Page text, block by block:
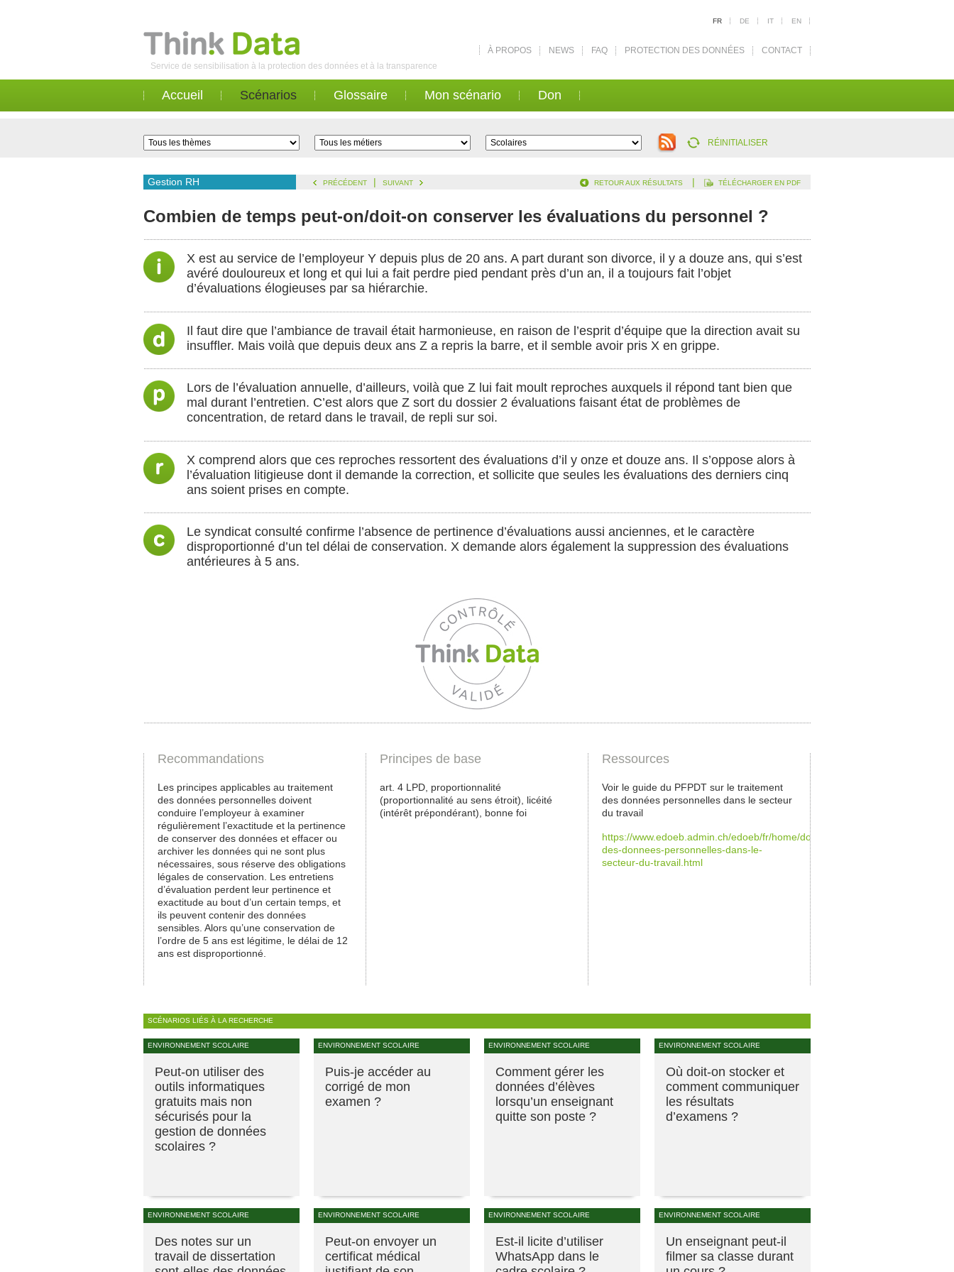
Service de sensibilisation à la protection des données et à la transparence
FR DE IT EN
À PROPOS NEWS FAQ PROTECTION DES DONNÉES CONTACT
Accueil Scénarios Glossaire Mon scénario Don
RÉINITIALISER
Gestion RH PRÉCÉDENT | SUIVANT RETOUR AUX RÉSULTATS | TÉLÉCHARGER EN PDF
Combien de temps peut-on/doit-on conserver les évaluations du personnel ?
X est au service de l’employeur Y depuis plus de 20 ans. A part durant son divorce, il y a douze ans, qui s’est
avéré douloureux et long et qui lui a fait perdre pied pendant près d’un an, il a toujours fait l’objet
d’évaluations élogieuses par sa hiérarchie.
Il faut dire que l’ambiance de travail était harmonieuse, en raison de l’esprit d’équipe que la direction avait su
insuffler. Mais voilà que depuis deux ans Z a repris la barre, et il semble avoir pris X en grippe.
Lors de l’évaluation annuelle, d’ailleurs, voilà que Z lui fait moult reproches auxquels il répond tant bien que
mal durant l’entretien. C’est alors que Z sort du dossier 2 évaluations faisant état de problèmes de
concentration, de retard dans le travail, de repli sur soi.
X comprend alors que ces reproches ressortent des évaluations d’il y onze et douze ans. Il s’oppose alors à
l’évaluation litigieuse dont il demande la correction, et sollicite que seules les évaluations des derniers cinq
ans soient prises en compte.
Le syndicat consulté confirme l’absence de pertinence d’évaluations aussi anciennes, et le caractère
disproportionné d’un tel délai de conservation. X demande alors également la suppression des évaluations
antérieures à 5 ans.
Recommandations
Les principes applicables au traitement
des données personnelles doivent
conduire l’employeur à examiner
régulièrement l’exactitude et la pertinence
de conserver des données et effacer ou
archiver les données qui ne sont plus
nécessaires, sous réserve des obligations
légales de conservation. Les entretiens
d’évaluation perdent leur pertinence et
exactitude au bout d’un certain temps, et
ils peuvent contenir des données
sensibles. Alors qu’une conservation de
l’ordre de 5 ans est légitime, le délai de 12
ans est disproportionné.
Principes de base
art. 4 LPD, proportionnalité
(proportionnalité au sens étroit), licéité
(intérêt prépondérant), bonne foi
Ressources
Voir le guide du PFPDT sur le traitement
des données personnelles dans le secteur
du travail
https://www.edoeb.admin.ch/edoeb/fr/home/documentation/datenschutz/
des-donnees-personnelles-dans-le-
secteur-du-travail.html
SCÉNARIOS LIÉS À LA RECHERCHE
ENVIRONNEMENT SCOLAIRE
Peut-on utiliser des
outils informatiques
gratuits mais non
sécurisés pour la
gestion de données
scolaires ?
ENVIRONNEMENT SCOLAIRE
Puis-je accéder au
corrigé de mon
examen ?
ENVIRONNEMENT SCOLAIRE
Comment gérer les
données d’élèves
lorsqu’un enseignant
quitte son poste ?
ENVIRONNEMENT SCOLAIRE
Où doit-on stocker et
comment communiquer
les résultats
d’examens ?
ENVIRONNEMENT SCOLAIRE
Des notes sur un
travail de dissertation
ENVIRONNEMENT SCOLAIRE
Peut-on envoyer un
certificat médical
ENVIRONNEMENT SCOLAIRE
Est-il licite d’utiliser
WhatsApp dans le
ENVIRONNEMENT SCOLAIRE
Un enseignant peut-il
filmer sa classe durant